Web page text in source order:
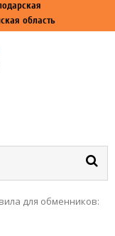
область
для обменников: